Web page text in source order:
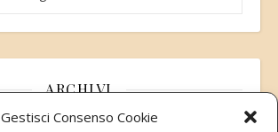
Gestisci Consenso Cookie
ARCHIVI